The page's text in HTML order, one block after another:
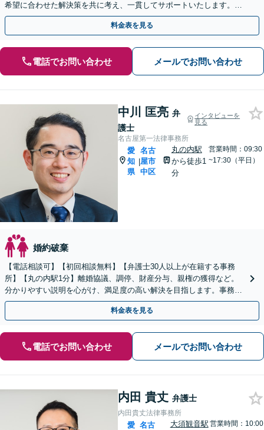
希望に合わせた解決策を共に考え、一貫してサポートいたします。
「熟年離婚のご相談もお任せください」【休日・夜間相談可】
料金表を見る
電話でお問い合わせ メールでお問い合わせ
中川 匡亮 弁
護士
インタビューを
見る
名古屋第一法律事務所
愛
知
県
|
名古
屋市
中区
丸の内駅
から徒歩1
分
営業時間：09:30
~17:30（平日）
婚約破棄
【電話相談可】【初回相談無料】【弁護士30人以上が在籍する事務
所】【丸の内駅1分】離婚協議、調停、財産分与、親権の獲得など。
分かりやすい説明を心がけ、満足度の高い解決を目指します。事務所
の所属の女性弁護士と2名体制で対応も可能
料金表を見る
電話でお問い合わせ メールでお問い合わせ
内田 貴丈 弁護士
内田貴丈法律事務所
愛 名古
大須観音駅 営業時間：10:00